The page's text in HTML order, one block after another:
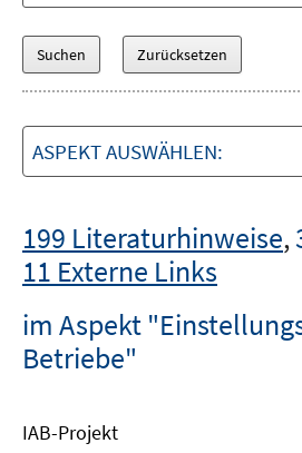
ASPEKT AUSWÄHLEN:
199 Literaturhinweise,
11 Externe Links
im Aspekt
Betriebe"
IAB-Projekt